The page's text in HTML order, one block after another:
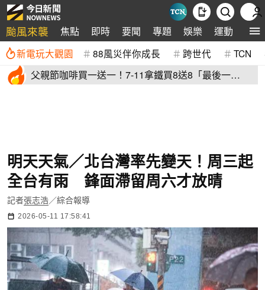
颱風來襲 焦點 即時 要聞 專題 娛樂 運動 全球
新電玩大觀園 88風災伴你成長 跨世代 TCN
父親節咖啡買一送一！7-11拿鐵買8送8「最後一
明天天氣／北台灣率先變天！周三起
全台有雨 鋒面滯留周六才放晴
記者張志浩／綜合報導
2026-05-11 17:58:41